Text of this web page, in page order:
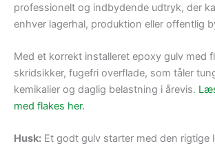
professionelt og indbydende udtryk, der
enhver lagerhal, produktion eller offentlig
Med et korrekt installeret epoxy gulv med
skridsikker, fugefri overflade, som tåler
kemikalier og daglig belastning i årevis.
med flakes her.
Husk: Et godt gulv starter med den rigtige